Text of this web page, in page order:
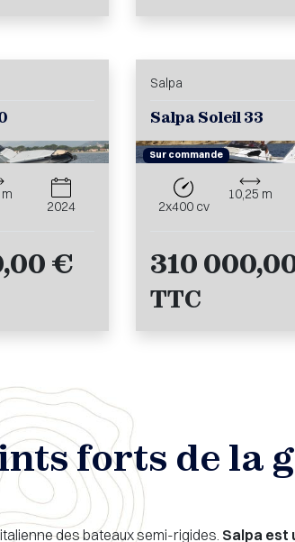
2024
€
Salpa
Salpa Soleil 33
Sur commande
2x400 cv
10,25 m
310
TTC
forts de la
des bateaux semi-rigides. Salpa est